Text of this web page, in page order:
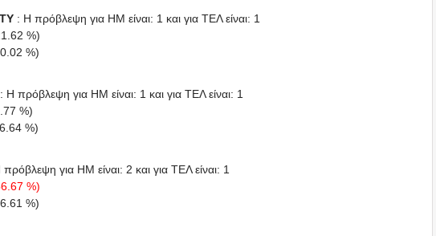
: Η πρόβλεψη για HΜ είναι: 1 και για ΤΕΛ είναι: 1
%)
%)
: Η πρόβλεψη για HΜ είναι: 1 και για ΤΕΛ είναι: 1
%)
%)
για HΜ είναι: 2 και για ΤΕΛ είναι: 1
%)
%)